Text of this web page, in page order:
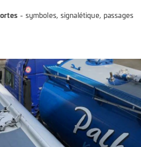
- symboles, signalétique, passages